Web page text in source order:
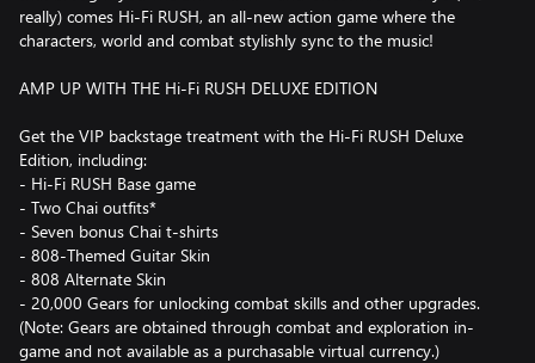
really) comes Hi-Fi RUSH, an all-new action game where the
characters, world and combat stylishly sync to the music!
AMP UP WITH THE Hi-Fi RUSH DELUXE EDITION
Get the VIP backstage treatment with the Hi-Fi RUSH Deluxe
Edition, including:
- Hi-Fi RUSH Base game
- Two Chai outfits*
- Seven bonus Chai t-shirts
- 808-Themed Guitar Skin
- 808 Alternate Skin
- 20,000 Gears for unlocking combat skills and other upgrades.
(Note: Gears are obtained through combat and exploration in-
game and not available as a purchasable virtual currency.)